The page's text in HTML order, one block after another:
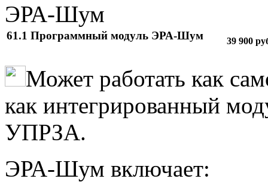
ЭРА-Шум
61.1 Программный модуль ЭРА-Шум 39 900
Может работать как
как интегрированный
УПРЗА.
ЭРА-Шум включает: